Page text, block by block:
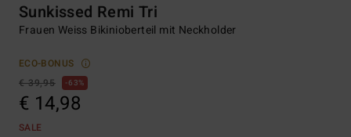
Sunkissed Remi Tri
Frauen Weiss Bikinioberteil mit Neckholder
ECO-BONUS
€ 39,95
63%
€ 14,98
SALE